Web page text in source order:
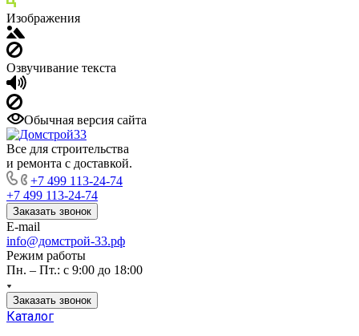
Изображения
Озвучивание текста
Обычная версия сайта
Все для строительства
и ремонта с доставкой.
+7 499 113-24-74
+7 499 113-24-74
Заказать звонок
E-mail
info@домстрой-33.рф
Режим работы
Пн. – Пт.: с 9:00 до 18:00
Заказать звонок
Каталог